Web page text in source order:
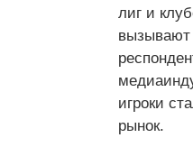
лиг и
вызывают
игроки
рынок.